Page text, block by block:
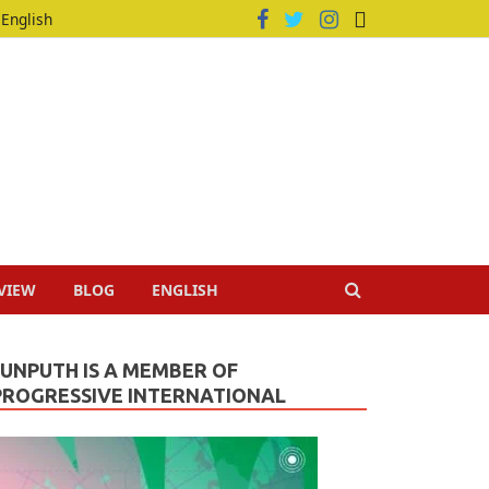
English
BLOG ENGLISH
IS A MEMBER OF
INTERNATIONAL